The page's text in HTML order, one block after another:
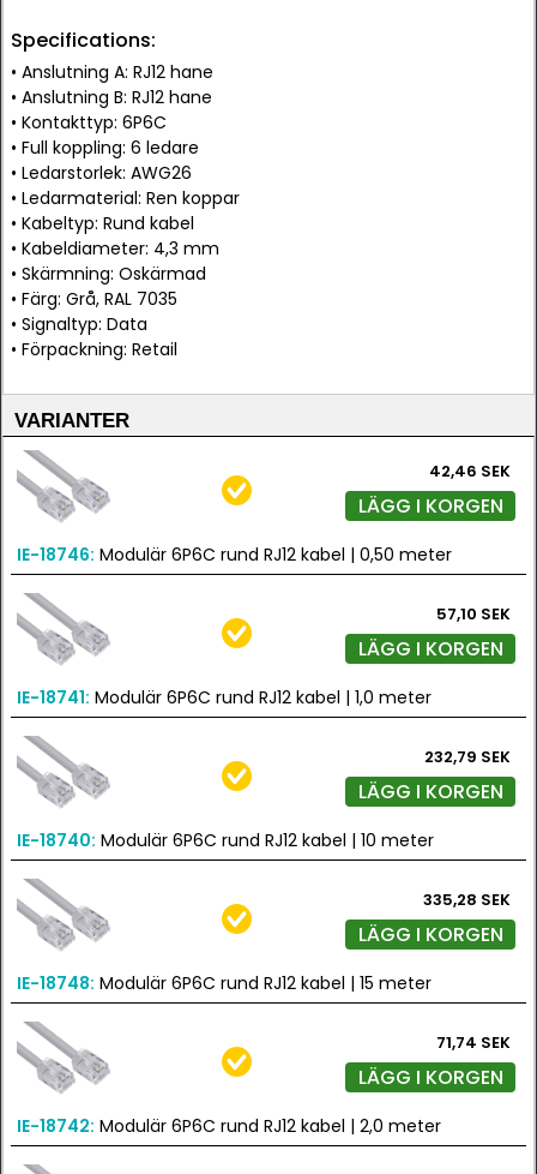
Specifications:
• Anslutning A: RJ12 hane
• Anslutning B: RJ12 hane
• Kontakttyp: 6P6C
• Full koppling: 6 ledare
• Ledarstorlek: AWG26
• Ledarmaterial: Ren koppar
• Kabeltyp: Rund kabel
• Kabeldiameter: 4,3 mm
• Skärmning: Oskärmad
• Färg: Grå, RAL 7035
• Signaltyp: Data
• Förpackning: Retail
VARIANTER
42,46 SEK
LÄGG I KORGEN
IE-18746: Modulär 6P6C rund RJ12 kabel | 0,50 meter
57,10 SEK
LÄGG I KORGEN
IE-18741: Modulär 6P6C rund RJ12 kabel | 1,0 meter
232,79 SEK
LÄGG I KORGEN
IE-18740: Modulär 6P6C rund RJ12 kabel | 10 meter
335,28 SEK
LÄGG I KORGEN
IE-18748: Modulär 6P6C rund RJ12 kabel | 15 meter
71,74 SEK
LÄGG I KORGEN
IE-18742: Modulär 6P6C rund RJ12 kabel | 2,0 meter